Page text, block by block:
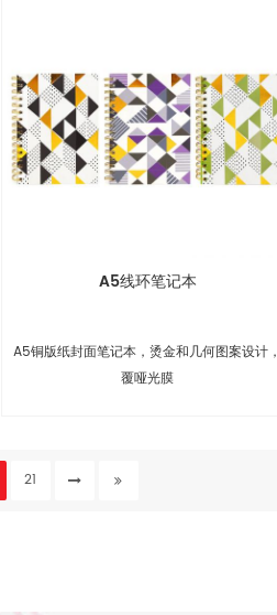
A5线环笔记本
A5铜版纸封面笔记本，烫金和几何图案设计，
覆哑光膜
21